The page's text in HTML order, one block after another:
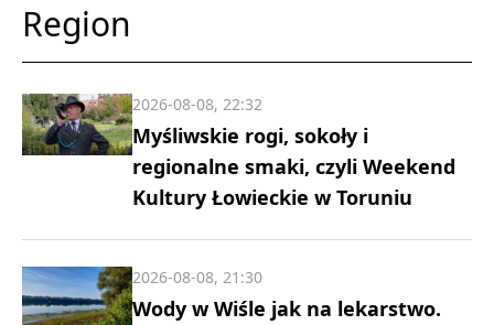
Region
Myśliwskie rogi, sokoły i
regionalne smaki, czyli Weekend
Kultury Łowieckie w Toruniu
2026-08-08, 22:32
Wody w Wiśle jak na lekarstwo.
2026-08-08, 21:30